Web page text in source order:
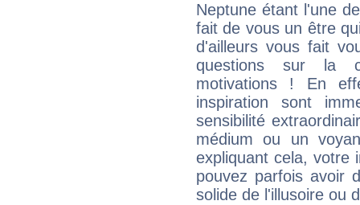
Neptune étant l'une
fait de vous un être
d'ailleurs vous fait
questions sur la
motivations ! En
inspiration sont
sensibilité
médium ou un
expliquant cela, votre
pouvez parfois avoir
solide de l'illusoire ou